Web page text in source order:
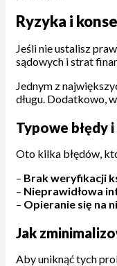
Ryzyka i
Jeśli nie ustalisz
sądowych i strat
Jednym z
długu. Dodatkowo,
Typowe błędy
Oto kilka błędów,
– Brak weryfikacji
– Nieprawidłowa
– Opieranie się na
Jak
Aby uniknąć tych